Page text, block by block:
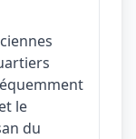
le
du